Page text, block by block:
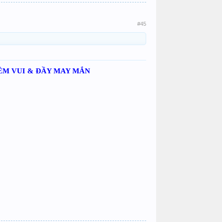
#45
VUI & ĐẦY MAY MẮN